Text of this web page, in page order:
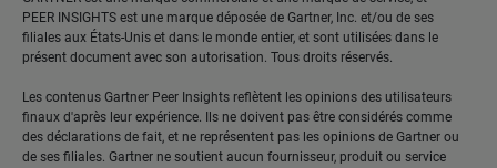
PEER INSIGHTS est une marque déposée de Gartner, Inc. et/ou de ses
filiales aux États-Unis et dans le monde entier, et sont utilisées dans le
présent document avec son autorisation. Tous droits réservés.
Les contenus Gartner Peer Insights reflètent les opinions des utilisateurs
finaux d'après leur expérience. Ils ne doivent pas être considérés comme
des déclarations de fait, et ne représentent pas les opinions de Gartner ou
de ses filiales. Gartner ne soutient aucun fournisseur, produit ou service